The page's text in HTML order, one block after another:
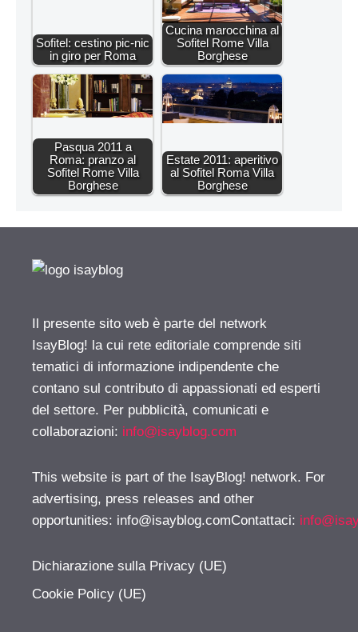
Sofitel: cestino pic-nic
in giro per Roma
Cucina marocchina al
Sofitel Rome Villa
Borghese
Pasqua 2011 a
Roma: pranzo al
Sofitel Rome Villa
Borghese
Estate 2011: aperitivo
al Sofitel Roma Villa
Borghese
Il presente sito web è parte del network
IsayBlog! la cui rete editoriale comprende siti
tematici di informazione indipendente che
contano sul contributo di appassionati ed esperti
del settore. Per pubblicità, comunicati e
collaborazioni: info@isayblog.com
This website is part of the IsayBlog! network. For
advertising, press releases and other
opportunities: info@isayblog.comContattaci:
Dichiarazione sulla Privacy (UE)
Cookie Policy (UE)